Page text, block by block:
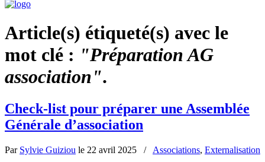
Article(s) étiqueté(s) avec le
mot clé : "Préparation AG
association".
Check-list pour préparer une Assemblée
Générale d’association
Par Sylvie Guiziou le 22 avril 2025 / Associations, Externalisation